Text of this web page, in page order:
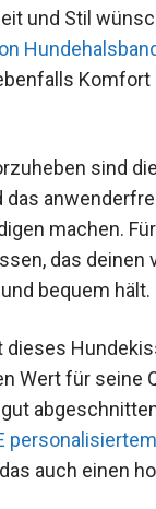
und Stil
sind
das
machen.
das deinen
bequem hält.
dieses
Wert für seine
auch einen